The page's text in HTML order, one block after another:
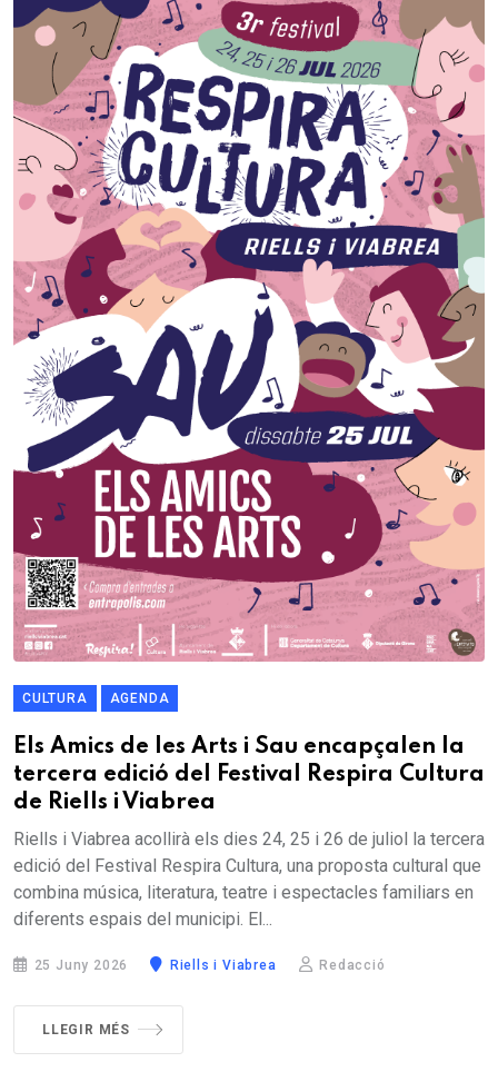
CULTURA AGENDA
Els Amics de les Arts i Sau encapçalen la
tercera edició del Festival Respira Cultura
de Riells i Viabrea
Riells i Viabrea acollirà els dies 24, 25 i 26 de juliol la tercera
edició del Festival Respira Cultura, una proposta cultural que
combina música, literatura, teatre i espectacles familiars en
diferents espais del municipi. El...
25 Juny 2026 Riells i Viabrea Redacció
LLEGIR MÉS